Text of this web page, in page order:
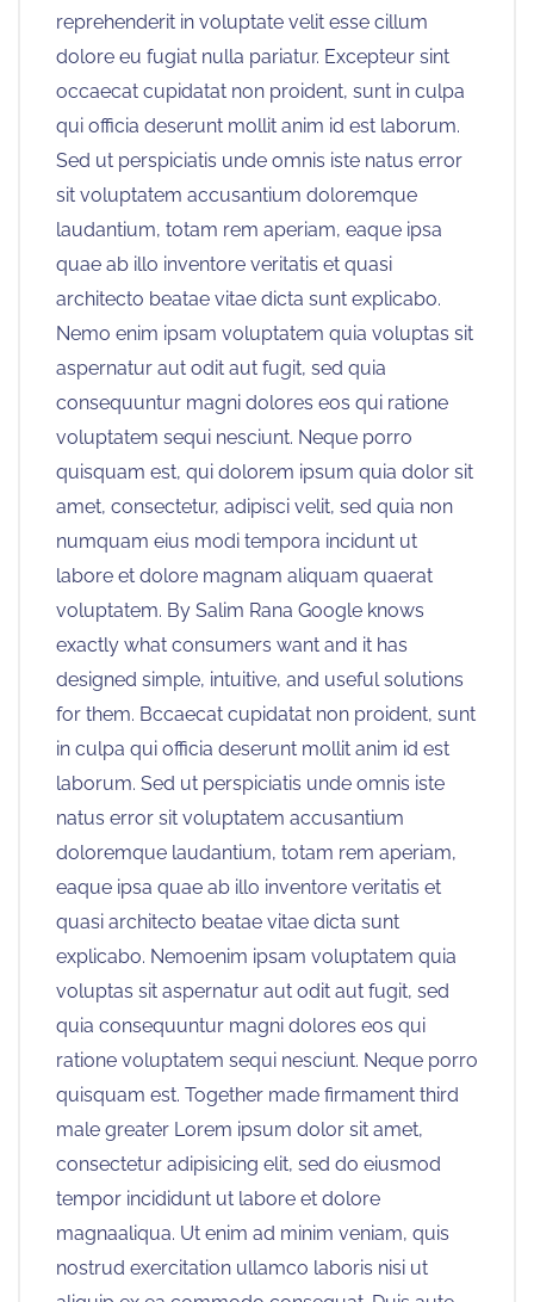
reprehenderit in voluptate velit esse cillum
dolore eu fugiat nulla pariatur. Excepteur sint
occaecat cupidatat non proident, sunt in culpa
qui officia deserunt mollit anim id est laborum.
Sed ut perspiciatis unde omnis iste natus error
sit voluptatem accusantium doloremque
laudantium, totam rem aperiam, eaque ipsa
quae ab illo inventore veritatis et quasi
architecto beatae vitae dicta sunt explicabo.
Nemo enim ipsam voluptatem quia voluptas sit
aspernatur aut odit aut fugit, sed quia
consequuntur magni dolores eos qui ratione
voluptatem sequi nesciunt. Neque porro
quisquam est, qui dolorem ipsum quia dolor sit
amet, consectetur, adipisci velit, sed quia non
numquam eius modi tempora incidunt ut
labore et dolore magnam aliquam quaerat
voluptatem. By Salim Rana Google knows
exactly what consumers want and it has
designed simple, intuitive, and useful solutions
for them. Bccaecat cupidatat non proident, sunt
in culpa qui officia deserunt mollit anim id est
laborum. Sed ut perspiciatis unde omnis iste
natus error sit voluptatem accusantium
doloremque laudantium, totam rem aperiam,
eaque ipsa quae ab illo inventore veritatis et
quasi architecto beatae vitae dicta sunt
explicabo. Nemoenim ipsam voluptatem quia
voluptas sit aspernatur aut odit aut fugit, sed
quia consequuntur magni dolores eos qui
ratione voluptatem sequi nesciunt. Neque porro
quisquam est. Together made firmament third
male greater Lorem ipsum dolor sit amet,
consectetur adipisicing elit, sed do eiusmod
tempor incididunt ut labore et dolore
magnaaliqua. Ut enim ad minim veniam, quis
nostrud exercitation ullamco laboris nisi ut